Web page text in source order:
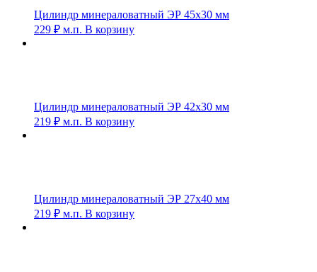
Цилиндр минераловатный ЭР 45х30 мм
229 ₽ м.п. В корзину
Цилиндр минераловатный ЭР 42х30 мм
219 ₽ м.п. В корзину
Цилиндр минераловатный ЭР 27х40 мм
219 ₽ м.п. В корзину